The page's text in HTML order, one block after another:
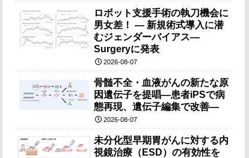
ロボット支援手術の執刀機会に
男女差！ — 新規術式導入に潜
むジェンダーバイアス—
Surgeryに発表
2026-08-07
骨髄不全・血液がんの新たな原
因遺伝子を提唱―患者iPSで病
態再現、遺伝子編集で改善―
2026-08-07
未分化型早期胃がんに対する内
視鏡治療（ESD）の有効性を